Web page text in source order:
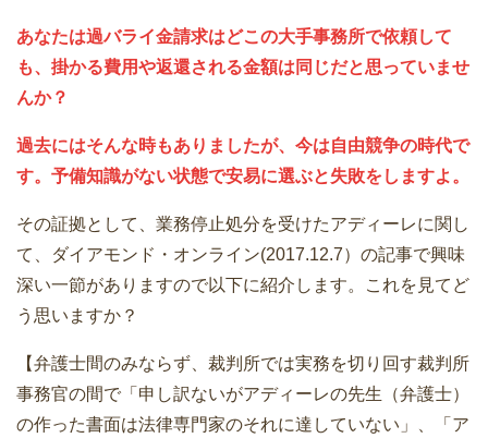
あなたは過バライ金請求はどこの大手事務所で依頼して
も、掛かる費用や返還される金額は同じだと思っていませ
んか？
過去にはそんな時もありましたが、今は自由競争の時代で
す。予備知識がない状態で安易に選ぶと失敗をしますよ。
その証拠として、業務停止処分を受けたアディーレに関し
て、ダイアモンド・オンライン(2017.12.7）の記事で興味
深い一節がありますので以下に紹介します。これを見てど
う思いますか？
【弁護士間のみならず、裁判所では実務を切り回す裁判所
事務官の間で「申し訳ないがアディーレの先生（弁護士）
の作った書面は法律専門家のそれに達していない」、「ア